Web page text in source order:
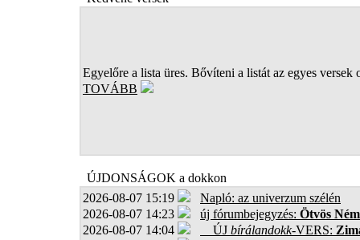
Egyelőre a lista üres. Bővíteni a listát az egyes versek
TOVÁBB
ÚJDONSÁGOK a dokkon
2026-08-07 15:19
Napló: az univerzum szélén
2026-08-07 14:23
új fórumbejegyzés: Ötvös
2026-08-07 14:04
ÚJ bírálandokk-VERS: